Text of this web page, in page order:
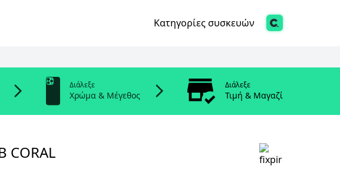
Κατηγορίες συσκευών
Διάλεξε
Χρώμα & Μέγεθος
Διάλεξε
Τιμή & Μαγαζί
CORAL